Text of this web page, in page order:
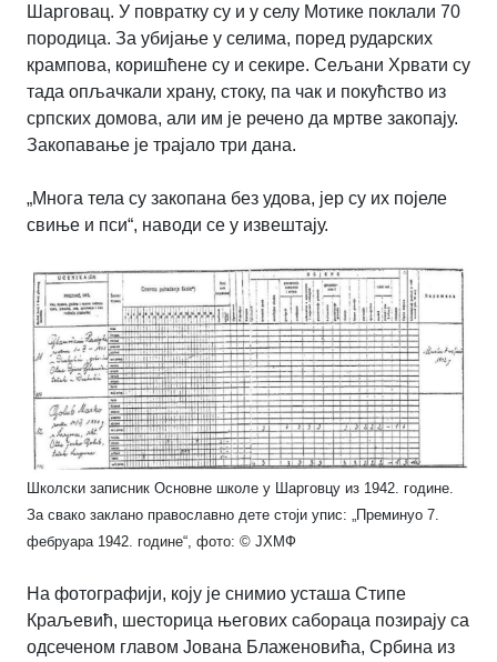
Шарговац. У повратку су и у селу Мотике поклали 70
породица. За убијање у селима, поред рударских
крампова, коришћене су и секире. Сељани Хрвати су
тада опљачкали храну, стоку, па чак и покућство из
српских домова, али им је речено да мртве закопају.
Закопавање је трајало три дана.
„Многа тела су закопана без удова, јер су их појеле
свиње и пси“, наводи се у извештају.
Школски записник Основне школе у Шарговцу из 1942. године.
За свако заклано православно дете стоји упис: „Преминуо 7.
фебруара 1942. године“, фото: © ЈХМФ
На фотографији, коју је снимио усташа Стипе
Краљевић, шесторица његових сабораца позирају са
одсеченом главом Јована Блаженовића, Србина из